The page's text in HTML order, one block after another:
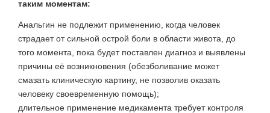
таким моментам:
Анальгин не подлежит применению, когда человек
страдает от сильной острой боли в области живота, до
того момента, пока будет поставлен диагноз и выявлены
причины её возникновения (обезболивание может
смазать клиническую картину, не позволив оказать
человеку своевременную помощь);
длительное применение медикамента требует контроля